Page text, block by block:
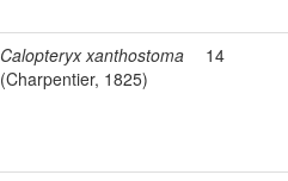
Calopteryx xanthostoma
(Charpentier, 1825)
14